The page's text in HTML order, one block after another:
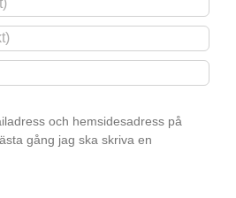
och hemsidesadress på
gång jag ska skriva en